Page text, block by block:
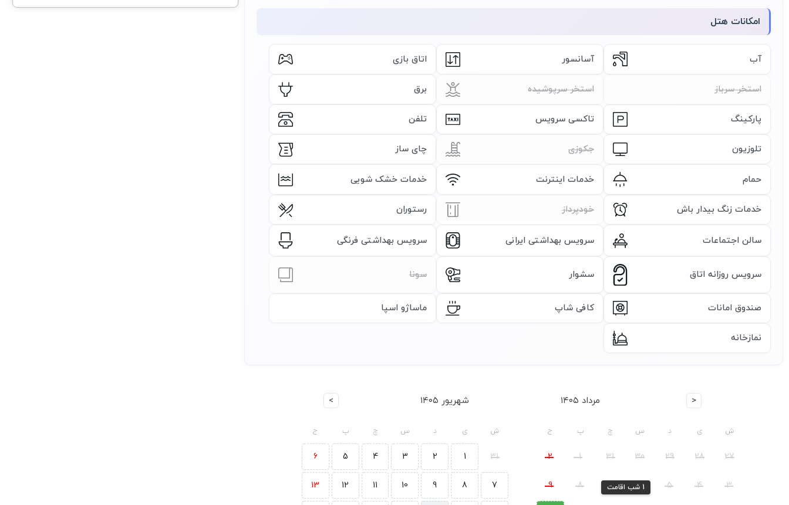
امکانات هتل
آب آسانسور اتاق بازی
استخر سرباز استخر سرپوشیده برق
پارکینگ تاکسی سرویس تلفن
تلوزیون جکوزی چای ساز
حمام خدمات اینترنت خدمات خشک شویی
خدمات زنگ بیدار باش خودپرداز رستوران
سالن اجتماعات سرویس بهداشتی ایرانی سرویس بهداشتی فرنگی
سرویس روزانه اتاق سشوار سونا
صندوق امانات کافی شاپ ماساژو اسپا
نمازخانه
< مرداد ۱۴۰۵
ش ی د س چ پ ج
27
28
29
30
31
1
2
3
4
5
6
7
8
9
شهریور ۱۴۰۵ >
ش ی د س چ پ ج
31
1
2
3
4
5
6
7
8
9
10
11
12
13 1 شب اقامت